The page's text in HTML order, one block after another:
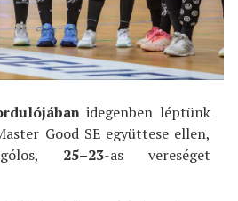
idegenben léptünk
Good SE együttese ellen,
25–23-as vereséget